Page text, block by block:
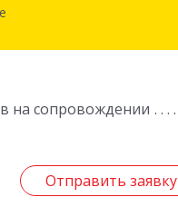
на сопровождении
Отправить заявку
Отправить заявку